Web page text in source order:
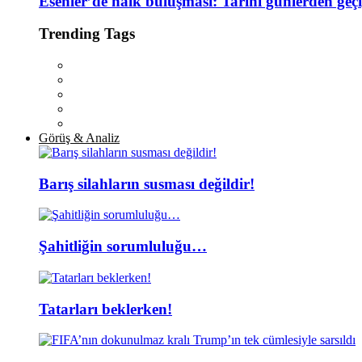
Trending Tags
Görüş & Analiz
Barış silahların susması değildir!
Şahitliğin sorumluluğu…
Tatarları beklerken!